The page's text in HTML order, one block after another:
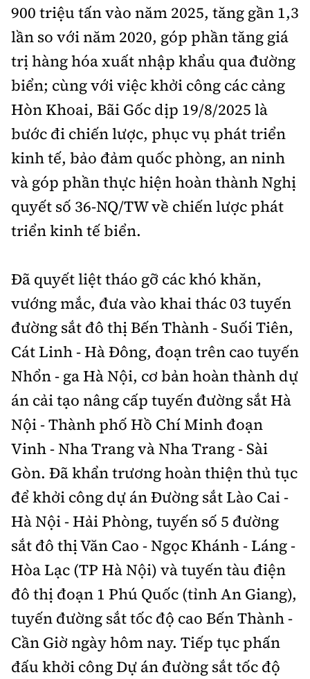
900 triệu tấn vào năm 2025, tăng gần 1,3
lần so với năm 2020, góp phần tăng giá
trị hàng hóa xuất nhập khẩu qua đường
biển; cùng với việc khởi công các cảng
Hòn Khoai, Bãi Gốc dịp 19/8/2025 là
bước đi chiến lược, phục vụ phát triển
kinh tế, bảo đảm quốc phòng, an ninh
và góp phần thực hiện hoàn thành Nghị
quyết số 36-NQ/TW về chiến lược phát
triển kinh tế biển.
Đã quyết liệt tháo gỡ các khó khăn,
vướng mắc, đưa vào khai thác 03 tuyến
đường sắt đô thị Bến Thành - Suối Tiên,
Cát Linh - Hà Đông, đoạn trên cao tuyến
Nhổn - ga Hà Nội, cơ bản hoàn thành dự
án cải tạo nâng cấp tuyến đường sắt Hà
Nội - Thành phố Hồ Chí Minh đoạn
Vinh - Nha Trang và Nha Trang - Sài
Gòn. Đã khẩn trương hoàn thiện thủ tục
để khởi công dự án Đường sắt Lào Cai -
Hà Nội - Hải Phòng, tuyến số 5 đường
sắt đô thị Văn Cao - Ngọc Khánh - Láng -
Hòa Lạc (TP Hà Nội) và tuyến tàu điện
đô thị đoạn 1 Phú Quốc (tỉnh An Giang),
tuyến đường sắt tốc độ cao Bến Thành -
Cần Giờ ngày hôm nay. Tiếp tục phấn
đấu khởi công Dự án đường sắt tốc độ